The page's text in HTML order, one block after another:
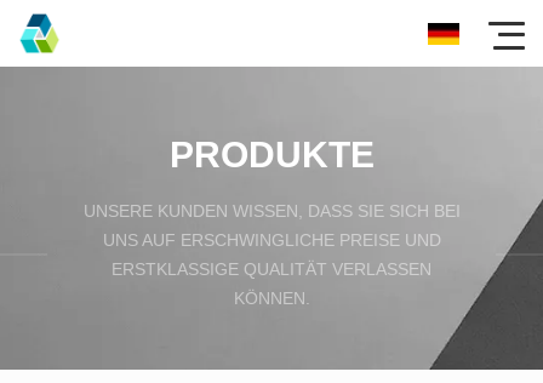
PRODUKTE
UNSERE KUNDEN WISSEN, DASS SIE SICH BEI
UNS AUF ERSCHWINGLICHE PREISE UND
ERSTKLASSIGE QUALITÄT VERLASSEN
KÖNNEN.